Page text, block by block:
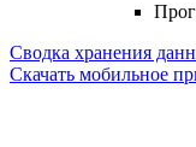
Сводка хранения
Скачать мобильное